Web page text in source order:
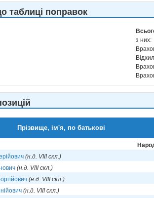
таблиці поправок
з них:
Прізвище, ім'я, по батькові
(н.д. VIII скл.)
(н.д. VIII скл.)
(н.д. VIII скл.)
(н.д. VIII скл.)